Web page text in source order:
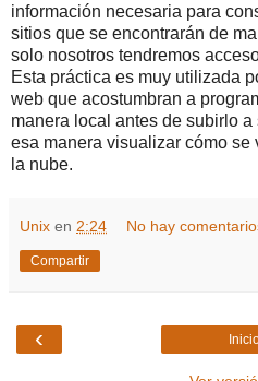
información necesaria para
sitios que se encontrarán de
solo nosotros tendremos
Esta práctica es muy utilizada
web que acostumbran a
manera local antes de subirlo
esa manera visualizar cómo se
la nube.
Unix en 2:24 No hay
Compartir
‹